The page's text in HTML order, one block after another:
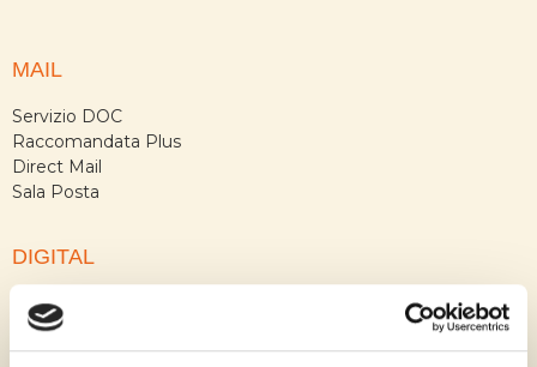
MAIL
Servizio DOC
Raccomandata Plus
Direct Mail
Sala Posta
DIGITAL
Giacenza Digitale
Document Composition
Conversione digitale dei documenti